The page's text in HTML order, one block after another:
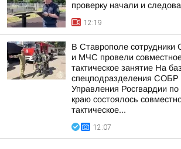
проверку начали и
12:19
В Ставрополе
и МЧС провели
тактическое занятие На
спецподразделения СОБР
Управления Росгвардии
краю состоялось
тактическое...
12:07